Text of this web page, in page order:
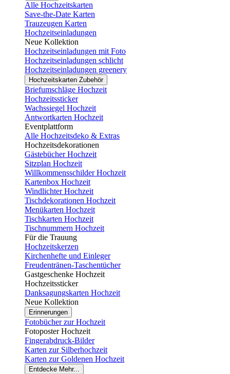
Alle Hochzeitskarten
Save-the-Date Karten
Trauzeugen Karten
Hochzeitseinladungen
Neue Kollektion
Hochzeitseinladungen mit Foto
Hochzeitseinladungen schlicht
Hochzeitseinladungen greenery
Hochzeitskarten Zubehör
Briefumschläge Hochzeit
Hochzeitssticker
Wachssiegel Hochzeit
Antwortkarten Hochzeit
Eventplattform
Alle Hochzeitsdeko & Extras
Hochzeitsdekorationen
Gästebücher Hochzeit
Sitzplan Hochzeit
Willkommensschilder Hochzeit
Kartenbox Hochzeit
Windlichter Hochzeit
Tischdekorationen Hochzeit
Menükarten Hochzeit
Tischkarten Hochzeit
Tischnummern Hochzeit
Für die Trauung
Hochzeitskerzen
Kirchenhefte und Einleger
Freudentränen-Taschentücher
Gastgeschenke Hochzeit
Hochzeitssticker
Danksagungskarten Hochzeit
Neue Kollektion
Erinnerungen
Fotobücher zur Hochzeit
Fotoposter Hochzeit
Fingerabdruck-Bilder
Karten zur Silberhochzeit
Karten zur Goldenen Hochzeit
Entdecke Mehr...